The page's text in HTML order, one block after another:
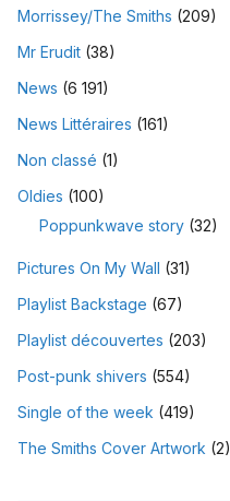
Morrissey/The Smiths (209)
Mr Erudit (38)
News (6 191)
News Littéraires (161)
Non classé (1)
Oldies (100)
Poppunkwave story (32)
Pictures On My Wall (31)
Playlist Backstage (67)
Playlist découvertes (203)
Post-punk shivers (554)
Single of the week (419)
The Smiths Cover Artwork (2)